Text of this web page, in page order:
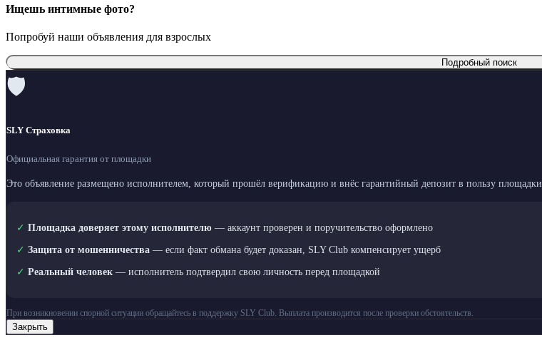
Ищешь интимные фото?
Попробуй наши объявления для взрослых
Подробный поиск
🛡
SLY Страховка
Официальная гарантия от площадки
Это объявление размещено исполнителем, который прошёл верификацию и внёс гарантийный депозит в пользу площадки.
✓ Площадка доверяет этому исполнителю — аккаунт проверен и поручительство оформлено
✓ Защита от мошенничества — если факт обмана будет доказан, SLY Club компенсирует ущерб
✓ Реальный человек — исполнитель подтвердил свою личность перед площадкой
При возникновении спорной ситуации обращайтесь в поддержку SLY Club. Выплата производится после проверки обстоятельств.
Закрыть